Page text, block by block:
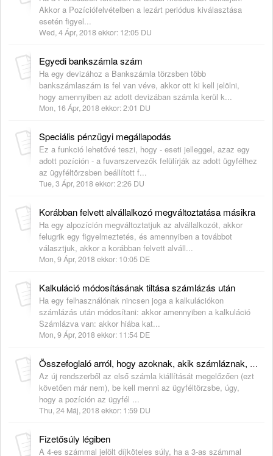
Akkor a Pozíciófelvételben a lezárt periódus kiválasztása
esetén figyel...
Wed, 4 Ápr, 2018 ekkor: 12:05 DU
Egyedi bankszámla szám
Ha egy devizához a Bankszámla törzsben több
bankszámlaszám is fel van véve, akkor ott ki kell jelölni,
hogy amennyiben az adott devizában számla kerül k...
Mon, 16 Ápr, 2018 ekkor: 2:01 DU
Speciális pénzügyi megállapodás
Ez a funkció lehetővé teszi, hogy - eseti jelleggel, azaz egy
adott pozíción - a fuvarszervezők felülírják az adott ügyfélhez
az ügyféltörzsben beállított f...
Tue, 3 Ápr, 2018 ekkor: 2:26 DU
Korábban felvett alvállalkozó megváltoztatása másikra
Ha egy alpozíción megváltoztatjuk az alvállalkozót, akkor
felugrik egy figyelmeztetés, és amennyiben a továbbot
választjuk, akkor a korábban felvett alváll...
Mon, 9 Ápr, 2018 ekkor: 10:05 DE
Kalkuláció módosításának tiltása számlázás után
Ha egy felhasználónak nincsen joga a kalkulációkon
számlázás után módosítani: akkor amennyiben a kalkuláció
Számlázva van: akkor hiába kat...
Mon, 9 Ápr, 2018 ekkor: 11:54 DE
Összefoglaló arról, hogy azoknak, akik számláznak, az első számla kiállításakor milyen beállításokat kell ellenőrizniük és hogy ezt hogyan tegyék meg!
Az új rendszerből az első számla kiállítását megelőzően (ezt
követően már nem), be kell menni az ügyféltörzsbe, úgy,
hogy a pozíción az ügyfél ...
Thu, 24 Máj, 2018 ekkor: 1:59 DU
Fizetősúly légiben
A 4-es számmal jelölt díjköteles súly, ha a 3-as számmal